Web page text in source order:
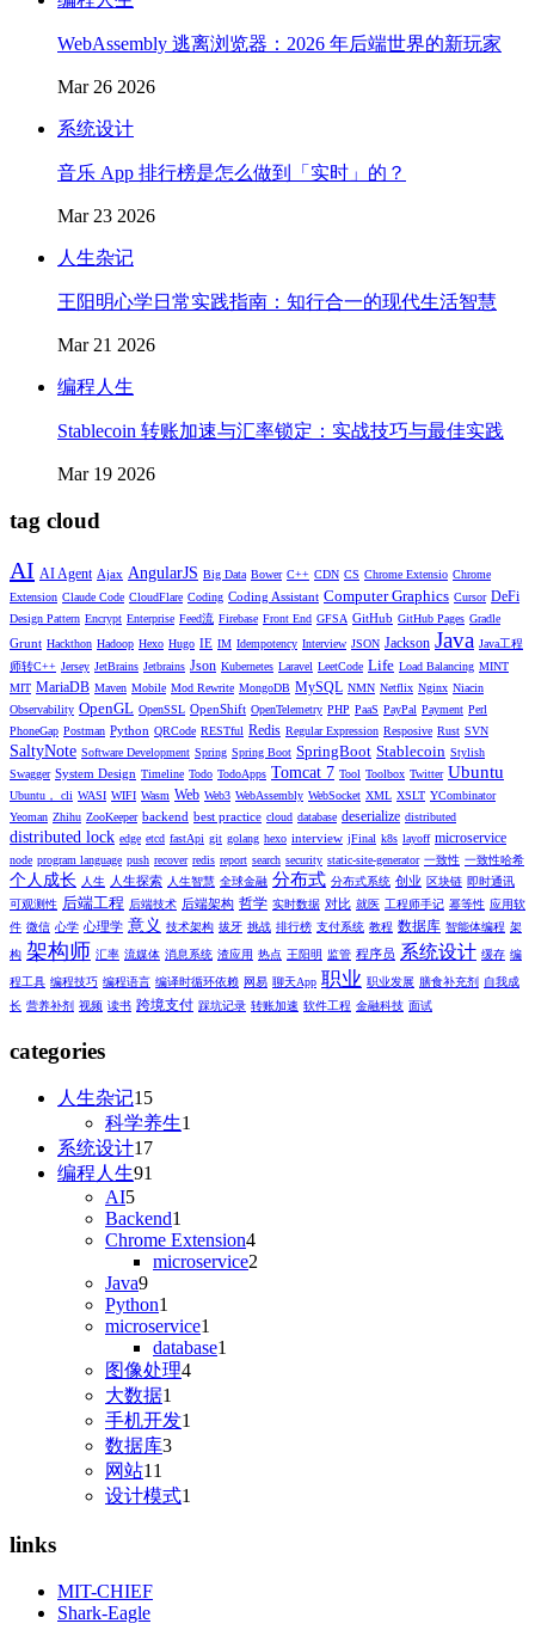
WebAssembly 逃离浏览器：2026 年后端世界的新玩家
Mar 26 2026
系统设计
音乐 App 排行榜是怎么做到「实时」的？
Mar 23 2026
人生杂记
王阳明心学日常实践指南：知行合一的现代生活智慧
Mar 21 2026
编程人生
Stablecoin 转账加速与汇率锁定：实战技巧与最佳实践
Mar 19 2026
tag cloud
AI AI Agent Ajax AngularJS Big Data Bower C++ CDN CS Chrome Extensio Chrome
Extension Claude Code CloudFlare Coding Coding Assistant Computer Graphics Cursor DeFi
Design Pattern Encrypt Enterprise Feed流 Firebase Front End GFSA GitHub GitHub Pages Gradle
Grunt Hackthon Hadoop Hexo Hugo IE IM Idempotency Interview JSON Jackson Java Java工程
师转C++ Jersey JetBrains Jetbrains Json Kubernetes Laravel LeetCode Life Load Balancing MINT
MIT MariaDB Maven Mobile Mod Rewrite MongoDB MySQL NMN Netflix Nginx Niacin
Observability OpenGL OpenSSL OpenShift OpenTelemetry PHP PaaS PayPal Payment Perl
PhoneGap Postman Python QRCode RESTful Redis Regular Expression Resposive Rust SVN
SaltyNote Software Development Spring Spring Boot SpringBoot Stablecoin Stylish
Swagger System Design Timeline Todo TodoApps Tomcat 7 Tool Toolbox Twitter Ubuntu
Ubuntu， cli WASI WIFI Wasm Web Web3 WebAssembly WebSocket XML XSLT YCombinator
Yeoman Zhihu ZooKeeper backend best practice cloud database deserialize distributed
distributed lock edge etcd fastApi git golang hexo interview jFinal k8s layoff microservice
node program language push recover redis report search security static-site-generator 一致性 一致性哈希
个人成长 人生 人生探索 人生智慧 全球金融 分布式 分布式系统 创业 区块链 即时通讯
可观测性 后端工程 后端技术 后端架构 哲学 实时数据 对比 就医 工程师手记 幂等性 应用软
件 微信 心学 心理学 意义 技术架构 拔牙 挑战 排行榜 支付系统 教程 数据库 智能体编程 架
构 架构师 汇率 流媒体 消息系统 渣应用 热点 王阳明 监管 程序员 系统设计 缓存 编
程工具 编程技巧 编程语言 编译时循环依赖 网易 聊天App 职业 职业发展 膳食补充剂
自我成
长 营养补剂 视频 读书 跨境支付 踩坑记录 转账加速 软件工程 金融科技 面试
categories
人生杂记15
科学养生1
系统设计17
编程人生91
AI5
Backend1
Chrome Extension4
microservice2
Java9
Python1
microservice1
database1
图像处理4
大数据1
手机开发1
数据库3
网站11
设计模式1
links
MIT-CHIEF
Shark-Eagle